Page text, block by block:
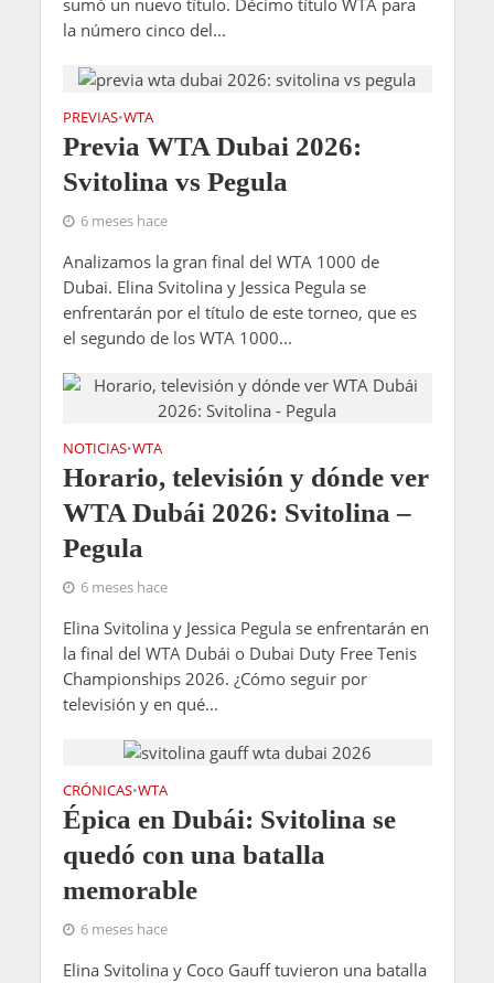
sumó un nuevo título. Décimo título WTA para
la número cinco del...
PREVIAS•WTA
Previa WTA Dubai 2026:
Svitolina vs Pegula
6 meses hace
Analizamos la gran final del WTA 1000 de
Dubai. Elina Svitolina y Jessica Pegula se
enfrentarán por el título de este torneo, que es
el segundo de los WTA 1000...
NOTICIAS•WTA
Horario, televisión y dónde ver
WTA Dubái 2026: Svitolina –
Pegula
6 meses hace
Elina Svitolina y Jessica Pegula se enfrentarán en
la final del WTA Dubái o Dubai Duty Free Tenis
Championships 2026. ¿Cómo seguir por
televisión y en qué...
CRÓNICAS•WTA
Épica en Dubái: Svitolina se
quedó con una batalla
memorable
6 meses hace
Elina Svitolina y Coco Gauff tuvieron una batalla